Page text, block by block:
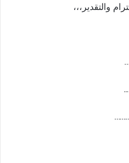
والتقدير،،،